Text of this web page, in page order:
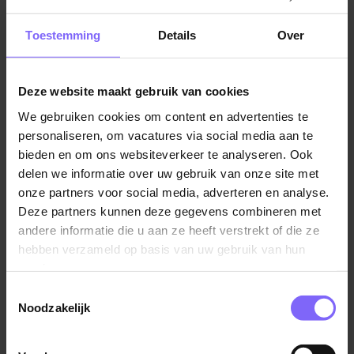
Toestemming Details Over
Deze website maakt gebruik van cookies
We gebruiken cookies om content en advertenties te
personaliseren, om vacatures via social media aan te
bieden en om ons websiteverkeer te analyseren. Ook
delen we informatie over uw gebruik van onze site met
onze partners voor social media, adverteren en analyse.
Deze partners kunnen deze gegevens combineren met
andere informatie die u aan ze heeft verstrekt of die ze
hebben verzameld op basis van uw gebruik van hun
Noodzakelijk
Vul hier je Skillsprofiel in
voor de ideale
vacaturematch!
Skillsprofiel